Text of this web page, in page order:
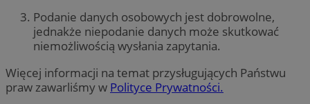
Podanie danych osobowych jest dobrowolne,
jednakże niepodanie danych może skutkować
niemożliwością wysłania zapytania.
Więcej informacji na temat przysługujących Państwu
praw zawarliśmy w Polityce Prywatności.